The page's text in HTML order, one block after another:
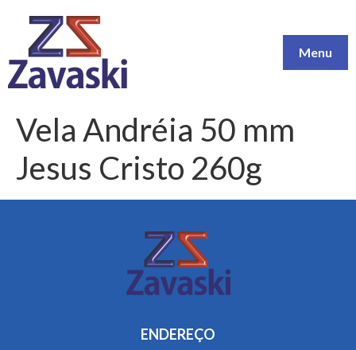
Menu
Vela Andréia 50 mm
Jesus Cristo 260g
ENDEREÇO